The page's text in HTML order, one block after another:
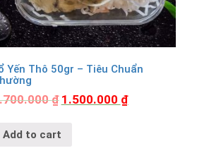
Yến Thô 50gr – Tiêu Chuẩn
₫ 1.500.000 ₫
Add to cart